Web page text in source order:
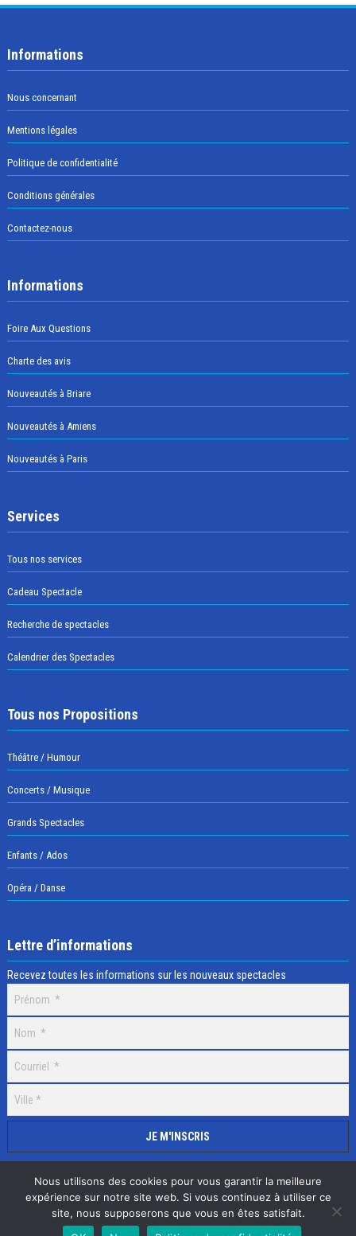
Informations
Nous concernant
Mentions légales
Politique de confidentialité
Conditions générales
Contactez-nous
Informations
Foire Aux Questions
Charte des avis
Nouveautés à Briare
Nouveautés à Amiens
Nouveautés à Paris
Services
Tous nos services
Cadeau Spectacle
Recherche de spectacles
Calendrier des Spectacles
Tous nos Propositions
Théâtre / Humour
Concerts / Musique
Grands Spectacles
Enfants / Ados
Opéra / Danse
Lettre d’informations
Recevez toutes les informations sur les nouveaux spectacles
Selectick © 2020 Tous droits réservés, RéalisationAdamaco
Nous utilisons des cookies pour vous garantir la meilleure
expérience sur notre site web. Si vous continuez à utiliser ce
site, nous supposerons que vous en êtes satisfait.